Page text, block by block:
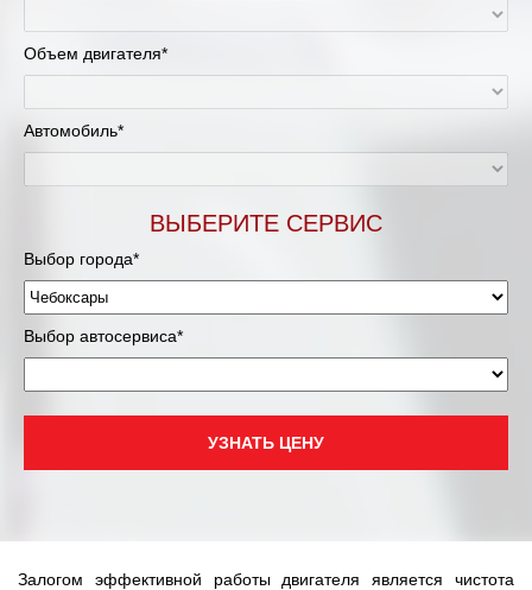
Объем двигателя*
Автомобиль*
ВЫБЕРИТЕ СЕРВИС
Выбор города*
Выбор автосервиса*
УЗНАТЬ ЦЕНУ
Залогом эффективной работы двигателя является чистота